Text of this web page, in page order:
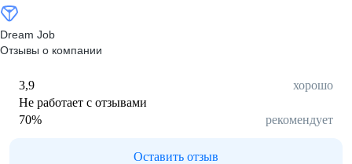
Dream Job
Отзывы о компании
3,9
хорошо
Не работает с отзывами
70% рекомендует
Оставить отзыв